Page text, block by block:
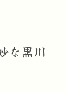
な黒川